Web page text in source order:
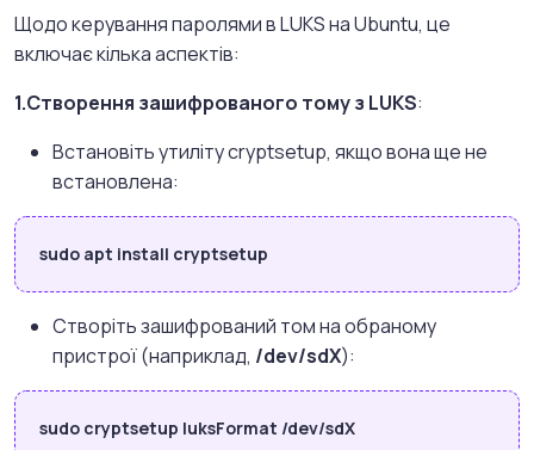
Щодо керування паролями в LUKS на Ubuntu, це
включає кілька аспектів:
1.Створення зашифрованого тому з LUKS:
Встановіть утиліту cryptsetup, якщо вона ще не
встановлена:
sudo apt install cryptsetup
Створіть зашифрований том на обраному
пристрої (наприклад, /dev/sdX):
sudo cryptsetup luksFormat /dev/sdX